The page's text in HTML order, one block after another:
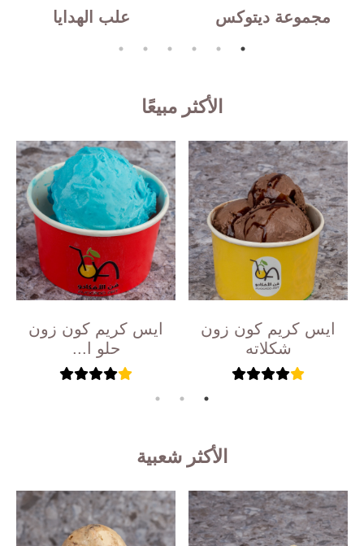
علب الهدايا مجموعة ديتوكس
الأكثر مبيعًا
ايس كريم كون زون
حلو ا...
ايس كريم كون زون
شكلاته
الأكثر شعبية